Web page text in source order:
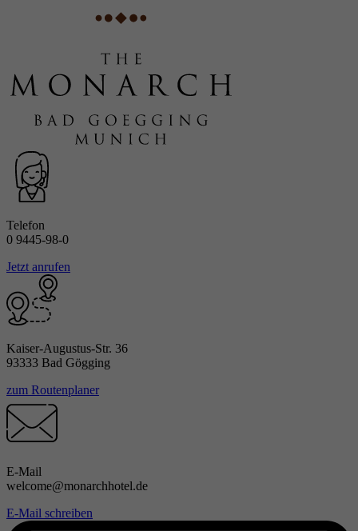
Telefon
0 9445-98-0
Jetzt anrufen
Kaiser-Augustus-Str. 36
93333 Bad Gögging
zum Routenplaner
E-Mail
welcome@monarchhotel.de
E-Mail schreiben